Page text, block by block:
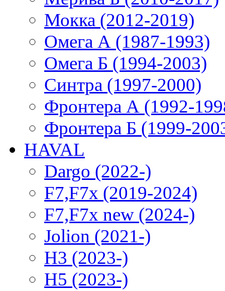
Мокка (2012-2019)
Омега А (1987-1993)
Омега Б (1994-2003)
Синтра (1997-2000)
Фронтера А (1992-
Фронтера Б (1999-
HAVAL
Dargo (2022-)
F7,F7x (2019-2024)
F7,F7x new (2024-)
Jolion (2021-)
H3 (2023-)
H5 (2023-)